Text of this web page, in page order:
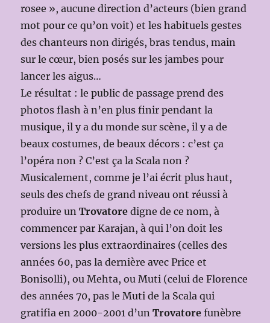
rosee », aucune direction d’acteurs (bien grand
mot pour ce qu’on voit) et les habituels gestes
des chanteurs non dirigés, bras tendus, main
sur le cœur, bien posés sur les jambes pour
lancer les aigus…
Le résultat : le public de passage prend des
photos flash à n’en plus finir pendant la
musique, il y a du monde sur scène, il y a de
beaux costumes, de beaux décors : c’est ça
l’opéra non ? C’est ça la Scala non ?
Musicalement, comme je l’ai écrit plus haut,
seuls des chefs de grand niveau ont réussi à
produire unTrovatore digne de ce nom, à
commencer par Karajan, à qui l’on doit les
versions les plus extraordinaires (celles des
années 60, pas la dernière avec Price et
Bonisolli), ou Mehta, ou Muti (celui de Florence
des années 70, pas le Muti de la Scala qui
gratifia en 2000-2001 d’unTrovatore funèbre